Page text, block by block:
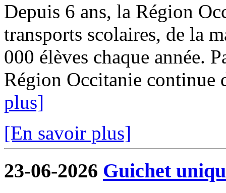
Depuis 6 ans, la Région
transports scolaires, de la
000 élèves chaque année.
Région Occitanie continue
plus]
[En savoir plus]
23-06-2026 Guichet